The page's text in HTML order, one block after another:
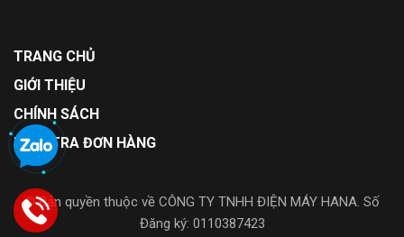
TRANG CHỦ
GIỚI THIỆU
CHÍNH SÁCH
KIỂM TRA ĐƠN HÀNG
© Bản quyền thuộc về CÔNG TY TNHH ĐIỆN MÁY HANA. Số
Đăng ký: 0110387423